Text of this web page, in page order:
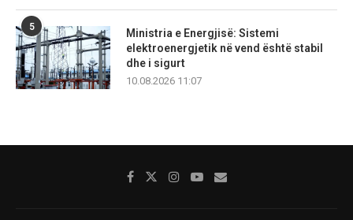
5
Ministria e Energjisë: Sistemi
elektroenergjetik në vend është stabil
dhe i sigurt
10.08.2026 11:07